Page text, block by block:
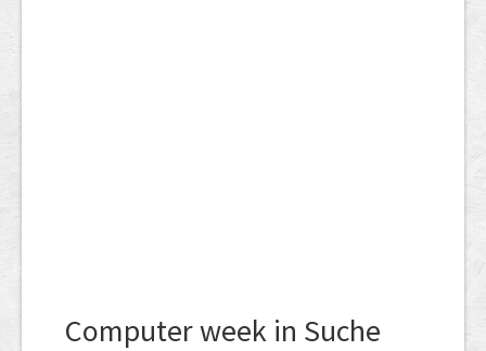
Computer week in Suche